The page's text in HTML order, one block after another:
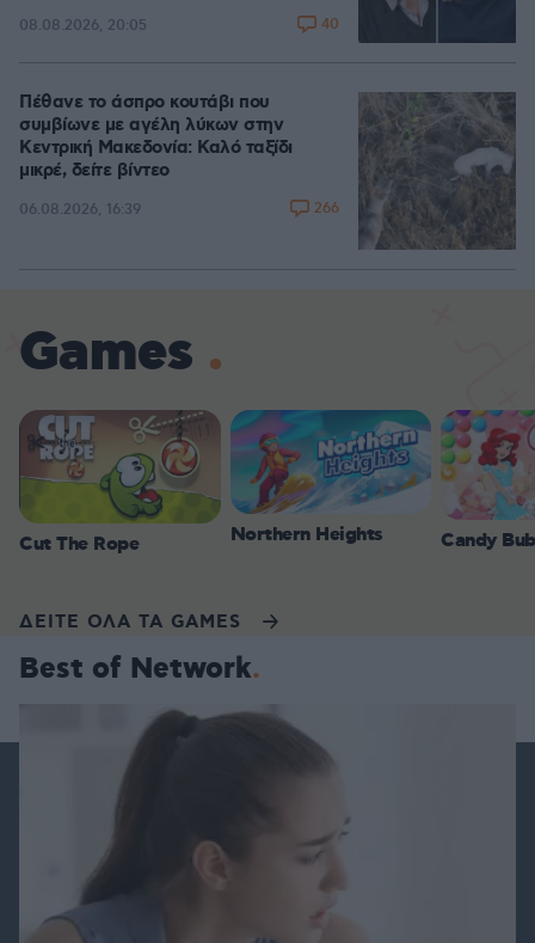
08.08.2026, 20:05 40
Πέθανε το άσπρο κουτάβι που
συμβίωνε με αγέλη λύκων στην
Κεντρική Μακεδονία: Καλό ταξίδι
μικρέ, δείτε βίντεο
06.08.2026, 16:39 266
Games
Cut The Rope Northern Heights Candy
ΔΕΙΤΕ ΟΛΑ ΤΑ GAMES
Best of Network